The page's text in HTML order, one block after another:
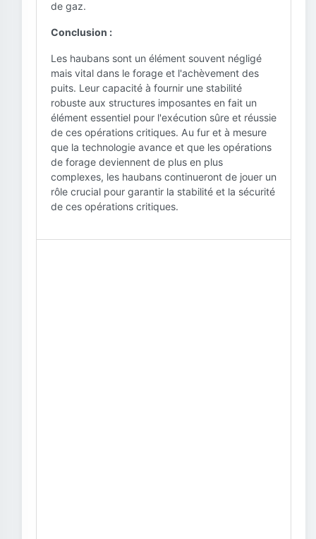
de gaz.
Conclusion :
Les haubans sont un élément souvent négligé
mais vital dans le forage et l'achèvement des
puits. Leur capacité à fournir une stabilité
robuste aux structures imposantes en fait un
élément essentiel pour l'exécution sûre et réussie
de ces opérations critiques. Au fur et à mesure
que la technologie avance et que les opérations
de forage deviennent de plus en plus
complexes, les haubans continueront de jouer un
rôle crucial pour garantir la stabilité et la sécurité
de ces opérations critiques.